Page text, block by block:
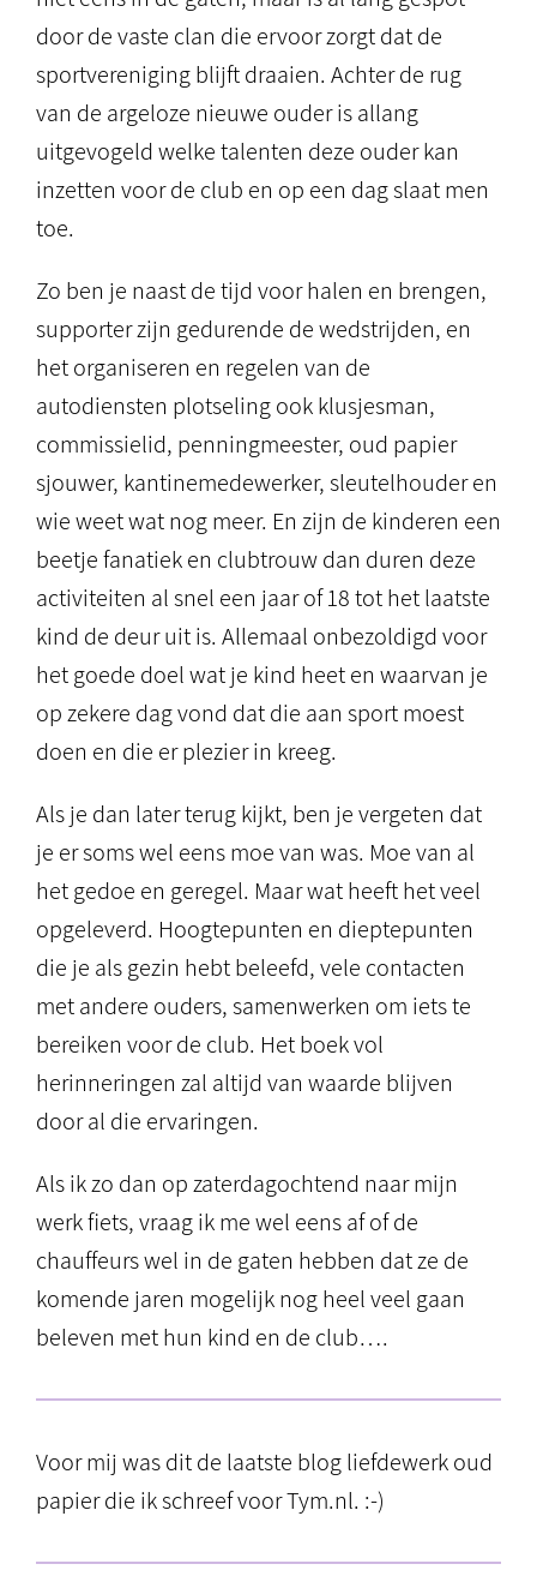
door de vaste clan die ervoor zorgt dat de
sportvereniging blijft draaien. Achter de rug
van de argeloze nieuwe ouder is allang
uitgevogeld welke talenten deze ouder kan
inzetten voor de club en op een dag slaat men
toe.
Zo ben je naast de tijd voor halen en brengen,
supporter zijn gedurende de wedstrijden, en
het organiseren en regelen van de
autodiensten plotseling ook klusjesman,
commissielid, penningmeester, oud papier
sjouwer, kantinemedewerker, sleutelhouder en
wie weet wat nog meer. En zijn de kinderen een
beetje fanatiek en clubtrouw dan duren deze
activiteiten al snel een jaar of 18 tot het laatste
kind de deur uit is. Allemaal onbezoldigd voor
het goede doel wat je kind heet en waarvan je
op zekere dag vond dat die aan sport moest
doen en die er plezier in kreeg.
Als je dan later terug kijkt, ben je vergeten dat
je er soms wel eens moe van was. Moe van al
het gedoe en geregel. Maar wat heeft het veel
opgeleverd. Hoogtepunten en dieptepunten
die je als gezin hebt beleefd, vele contacten
met andere ouders, samenwerken om iets te
bereiken voor de club. Het boek vol
herinneringen zal altijd van waarde blijven
door al die ervaringen.
Als ik zo dan op zaterdagochtend naar mijn
werk fiets, vraag ik me wel eens af of de
chauffeurs wel in de gaten hebben dat ze de
komende jaren mogelijk nog heel veel gaan
beleven met hun kind en de club….
Voor mij was dit de laatste blog liefdewerk oud
papier die ik schreef voor Tym.nl. :-)